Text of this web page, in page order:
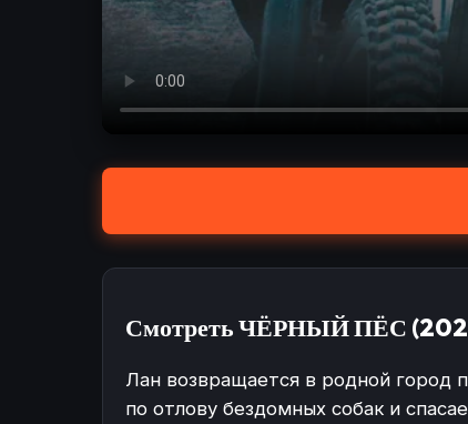
Смотреть ЧЁРНЫЙ ПЁС
Лан возвращается в родной город
по отлову бездомных собак и